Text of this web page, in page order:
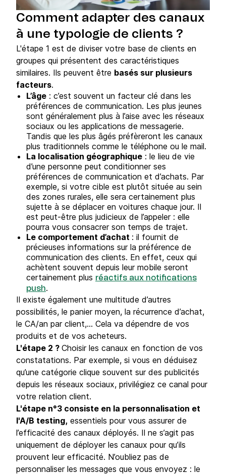
Comment adapter des canaux
à une typologie de clients ?
L'étape 1 est de diviser votre base de clients en
groupes qui présentent des caractéristiques
similaires. Ils peuvent être basés sur plusieurs
facteurs.
L’âge : c’est souvent un facteur clé dans les
préférences de communication. Les plus jeunes
sont généralement plus à l’aise avec les réseaux
sociaux ou les applications de messagerie.
Tandis que les plus âgés préfèreront les canaux
plus traditionnels comme le téléphone ou le mail.
La localisation géographique : le lieu de vie
d’une personne peut conditionner ses
préférences de communication et d’achats. Par
exemple, si votre cible est plutôt située au sein
des zones rurales, elle sera certainement plus
sujette à se déplacer en voitures chaque jour. Il
est peut-être plus judicieux de l’appeler : elle
pourra vous consacrer son temps de trajet.
Le comportement d’achat : il fournit de
précieuses informations sur la préférence de
communication des clients. En effet, ceux qui
achètent souvent depuis leur mobile seront
certainement plus réactifs aux notifications
push.
Il existe également une multitude d’autres
possibilités, le panier moyen, la récurrence d’achat,
le CA/an par client,… Cela va dépendre de vos
produits et de vos acheteurs.
L'étape 2 ? Choisir les canaux en fonction de vos
constatations. Par exemple, si vous en déduisez
qu’une catégorie clique souvent sur des publicités
depuis les réseaux sociaux, privilégiez ce canal pour
votre relation client.
L'étape n°3 consiste en la personnalisation et
l'A/B testing, essentiels pour vous assurer de
l’efficacité des canaux déployés. Il ne s’agit pas
uniquement de déployer les canaux pour qu’ils
prouvent leur efficacité. N’oubliez pas de
personnaliser les messages que vous envoyez : le